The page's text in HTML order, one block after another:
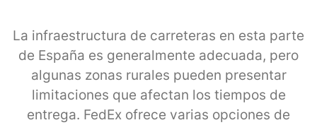
La infraestructura de carreteras en esta parte
de España es generalmente adecuada, pero
algunas zonas rurales pueden presentar
limitaciones que afectan los tiempos de
entrega. FedEx ofrece varias opciones de